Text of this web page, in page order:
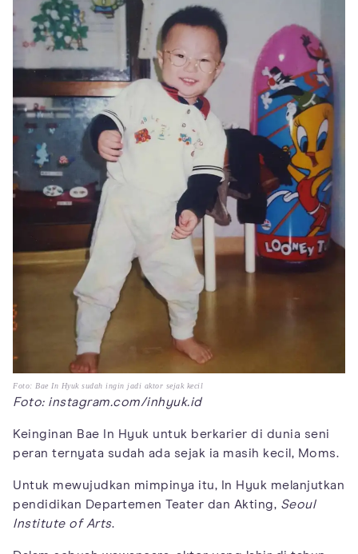
Foto: Bae In Hyuk sudah ingin jadi aktor sejak kecil
Foto: instagram.com/inhyuk.id
Keinginan Bae In Hyuk untuk berkarier di dunia seni
peran ternyata sudah ada sejak ia masih kecil, Moms.
Untuk mewujudkan mimpinya itu, In Hyuk melanjutkan
pendidikan Departemen Teater dan Akting, Seoul
Institute of Arts.